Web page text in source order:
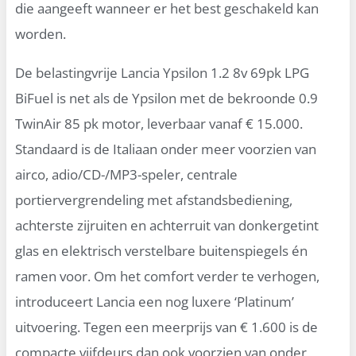
die aangeeft wanneer er het best geschakeld kan
worden.
De belastingvrije Lancia Ypsilon 1.2 8v 69pk LPG
BiFuel is net als de Ypsilon met de bekroonde 0.9
TwinAir 85 pk motor, leverbaar vanaf € 15.000.
Standaard is de Italiaan onder meer voorzien van
airco, adio/CD-/MP3-speler, centrale
portiervergrendeling met afstandsbediening,
achterste zijruiten en achterruit van donkergetint
glas en elektrisch verstelbare buitenspiegels én
ramen voor. Om het comfort verder te verhogen,
introduceert Lancia een nog luxere ‘Platinum’
uitvoering. Tegen een meerprijs van € 1.600 is de